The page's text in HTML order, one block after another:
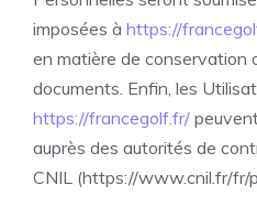
imposées à https://
en matière de conservation
documents. Enfin, les
https://francegolf.fr/
auprès des autorités de
CNIL (https://www.cnil.fr/fr/